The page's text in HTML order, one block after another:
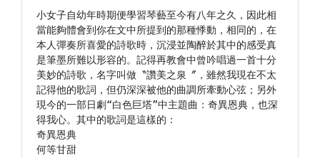
小女子自幼年時期便學習琴藝至今有八年之久，因此相
當能夠體會到你在文中所提到的那種悸動，相同的，在
本人彈奏所喜愛的詩歌時，沉浸並陶醉於其中的感受真
是筆墨所難以形容的。記得再教會中曾吟唱過一首十分
美妙的詩歌，名字叫做〝讚美之泉〞，雖然我現在不太
記得他的歌詞，但仍深深被他的曲調所牽動心弦；另外
現今的一部日劇“白色巨塔”中主題曲：奇異恩典，也深
得我心。其中的歌詞是這樣的：
奇異恩典
何等甘甜